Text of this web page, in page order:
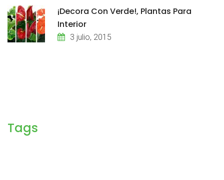
¡Decora Con Verde!, Plantas Para
Interior
3 julio, 2015
Tags